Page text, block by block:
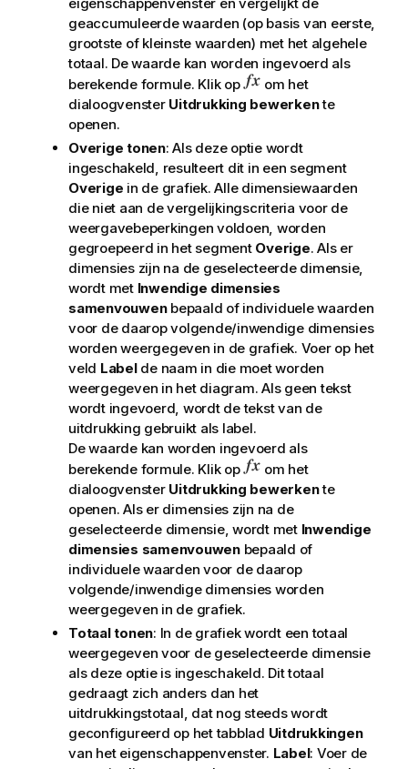
geaccumuleerde waarden (op basis van eerste,
grootste of kleinste waarden) met het algehele
totaal. De waarde kan worden ingevoerd als
berekende formule. Klik op
om het
dialoogvenster Uitdrukking bewerkente
openen.
Overige tonen: Als deze optie wordt
ingeschakeld, resulteert dit in een segment
Overige in de grafiek. Alle dimensiewaarden
die niet aan de vergelijkingscriteria voor de
weergavebeperkingen voldoen, worden
gegroepeerd in het segment Overige. Als er
dimensies zijn na de geselecteerde dimensie,
wordt met Inwendige dimensies
samenvouwenbepaald of individuele waarden
voor de daarop volgende/inwendige dimensies
worden weergegeven in de grafiek. Voer op het
veld Labelde naam in die moet worden
weergegeven in het diagram. Als geen tekst
wordt ingevoerd, wordt de tekst van de
uitdrukking gebruikt als label.
De waarde kan worden ingevoerd als
berekende formule. Klik op
om het
dialoogvenster Uitdrukking bewerkente
openen. Als er dimensies zijn na de
geselecteerde dimensie, wordt met Inwendige
dimensies samenvouwenbepaald of
individuele waarden voor de daarop
volgende/inwendige dimensies worden
weergegeven in de grafiek.
Totaal tonen: In de grafiek wordt een totaal
weergegeven voor de geselecteerde dimensie
als deze optie is ingeschakeld. Dit totaal
gedraagt zich anders dan het
uitdrukkingstotaal, dat nog steeds wordt
geconfigureerd op het tabblad Uitdrukkingen
van het eigenschappenvenster. Label: Voer de